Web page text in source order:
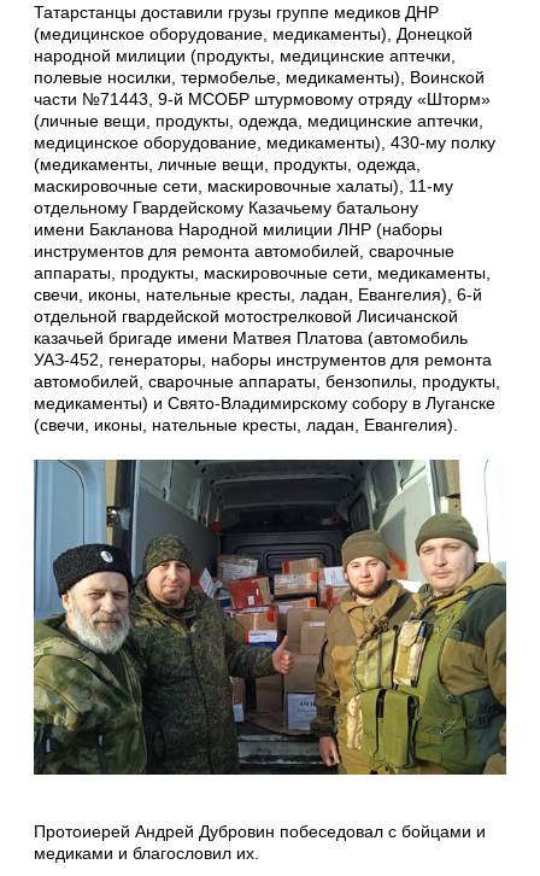
Татарстанцы доставили грузы группе медиков ДНР
(медицинское оборудование, медикаменты), Донецкой
народной милиции (продукты, медицинские аптечки,
полевые носилки, термобелье, медикаменты), Воинской
части №71443, 9-й МСОБР штурмовому отряду «Шторм»
(личные вещи, продукты, одежда, медицинские аптечки,
медицинское оборудование, медикаменты), 430-му полку
(медикаменты, личные вещи, продукты, одежда,
маскировочные сети, маскировочные халаты), 11-му
отдельному Гвардейскому Казачьему батальону
имени Бакланова Народной милиции ЛНР (наборы
инструментов для ремонта автомобилей, сварочные
аппараты, продукты, маскировочные сети, медикаменты,
свечи, иконы, нательные кресты, ладан, Евангелия), 6-й
отдельной гвардейской мотострелковой Лисичанской
казачьей бригаде имени Матвея Платова (автомобиль
УАЗ-452, генераторы, наборы инструментов для ремонта
автомобилей, сварочные аппараты, бензопилы, продукты,
медикаменты) и Свято-Владимирскому собору в Луганске
(свечи, иконы, нательные кресты, ладан, Евангелия).
Протоиерей Андрей Дубровин побеседовал с бойцами и
медиками и благословил их.